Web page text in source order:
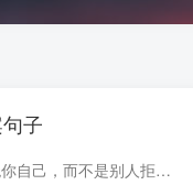
子
01.大部分时间你都在拒绝你自己，而不是别人拒绝你，——素黑，一个人不要怕，02.有时候，他们说，月亮因忙于新的灵魂和降世，于是便从天空中消失了，所以有的夜晚没有月光，但最终，月亮是要回...